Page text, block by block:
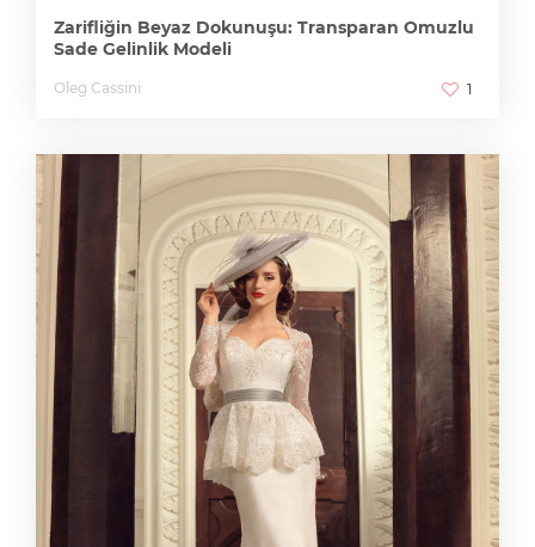
Zarifliğin Beyaz Dokunuşu: Transparan Omuzlu
Sade Gelinlik Modeli
Oleg Cassini 1